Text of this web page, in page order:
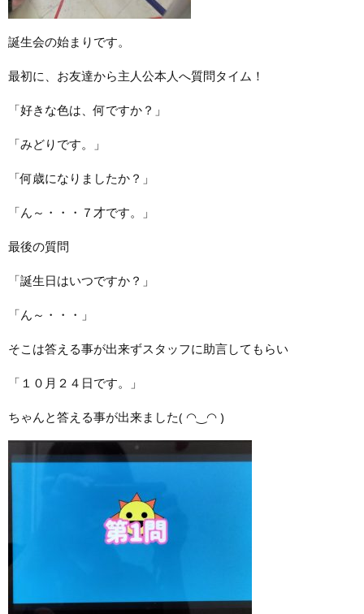
誕生会の始まりです。
最初に、お友達から主人公本人へ質問タイム！
「好きな色は、何ですか？」
「みどりです。」
「何歳になりましたか？」
「ん～・・・７才です。」
最後の質問
「誕生日はいつですか？」
「ん～・・・」
そこは答える事が出来ずスタッフに助言してもらい
「１０月２４日です。」
ちゃんと答える事が出来ました( ◠‿◠ )